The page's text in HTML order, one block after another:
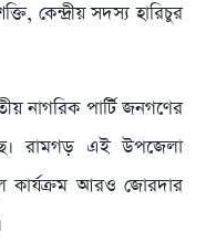
কেন্দ্রীয় সদস্য হারিচুর
নাগরিক পার্টি জনগণের
রামগড় এই উপজেলা
কার্যক্রম আরও জোরদার